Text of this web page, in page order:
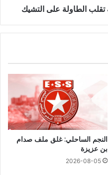
النجم الساحلي: غلق ملف صدام
بن عزيزة
2026-08-05